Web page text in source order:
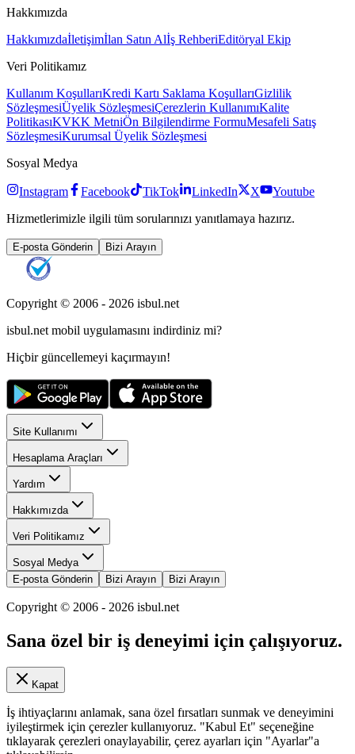
Hakkımızda
Hakkımızdaİletişimİlan Satın Alİş RehberiEditöryal Ekip
Veri Politikamız
Kullanım KoşullarıKredi Kartı Saklama KoşullarıGizlilik
SözleşmesiÜyelik SözleşmesiÇerezlerin KullanımıKalite
PolitikasıKVKK MetniÖn Bilgilendirme FormuMesafeli Satış
SözleşmesiKurumsal Üyelik Sözleşmesi
Sosyal Medya
Instagram Facebook TikTok LinkedIn X
Youtube
Hizmetlerimizle ilgili tüm sorularınızı yanıtlamaya hazırız.
E-posta Gönderin Bizi Arayın
Copyright © 2006 - 2026 isbul.net
isbul.net mobil uygulamasını indirdiniz mi?
Hiçbir güncellemeyi kaçırmayın!
Site Kullanımı
Hesaplama Araçları
Yardım
Hakkımızda
Veri Politikamız
Sosyal Medya
E-posta Gönderin
Bizi Arayın Bizi Arayın
Copyright © 2006 - 2026 isbul.net
Sana özel bir iş deneyimi için çalışıyoruz.
Kapat
İş ihtiyaçlarını anlamak, sana özel fırsatları sunmak ve deneyimini
iyileştirmek için çerezler kullanıyoruz. "Kabul Et" seçeneğine
tıklayarak çerezleri onaylayabilir, çerez ayarları için "Ayarlar"a